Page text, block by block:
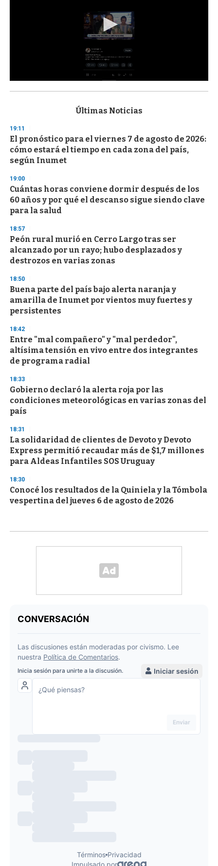
s
d
s
o
f
3
s
e
c
o
n
d
Últimas Noticias
19:11
El pronóstico para el viernes 7 de agosto de 2026:
cómo estará el tiempo en cada zona del país,
según Inumet
19:00
Cuántas horas conviene dormir después de los
60 años y por qué el descanso sigue siendo clave
para la salud
18:57
Peón rural murió en Cerro Largo tras ser
alcanzado por un rayo; hubo desplazados y
destrozos en varias zonas
18:50
Buena parte del país bajo alerta naranja y
amarilla de Inumet por vientos muy fuertes y
persistentes
18:42
Entre "mal compañero" y "mal perdedor",
altísima tensión en vivo entre dos integrantes
de programa radial
18:33
Gobierno declaró la alerta roja por las
condiciones meteorológicas en varias zonas del
país
18:31
La solidaridad de clientes de Devoto y Devoto
Express permitió recaudar más de $1,7 millones
para Aldeas Infantiles SOS Uruguay
18:30
Conocé los resultados de la Quiniela y la Tómbola
vespertina del jueves 6 de agosto de 2026